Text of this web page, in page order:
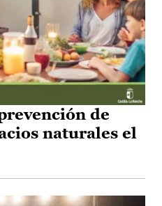
de
naturales el